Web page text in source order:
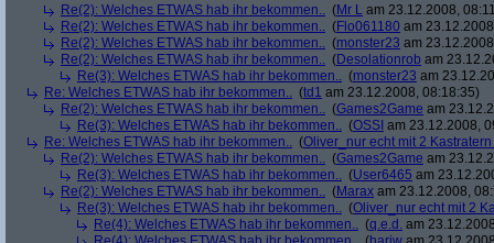
Re(2): Welches ETWAS hab ihr bekommen.. (Mr L am 23.12.2008,
Re(2): Welches ETWAS hab ihr bekommen.. (Flo061180 am
Re(2): Welches ETWAS hab ihr bekommen.. (monster23 am
Re(2): Welches ETWAS hab ihr bekommen.. (Desolationrob am
Re(3): Welches ETWAS hab ihr bekommen.. (monster23 am
Re: Welches ETWAS hab ihr bekommen.. (td1 am 23.12.2008, 08:18:35)
Re(2): Welches ETWAS hab ihr bekommen.. (Games2Game am
Re(3): Welches ETWAS hab ihr bekommen.. (OSSI am 23.12.2008,
Re: Welches ETWAS hab ihr bekommen.. (Oliver_nur echt mit 2
Re(2): Welches ETWAS hab ihr bekommen.. (Games2Game am
Re(3): Welches ETWAS hab ihr bekommen.. (User6465 am
Re(2): Welches ETWAS hab ihr bekommen.. (Marax am 23.12.2008,
Re(3): Welches ETWAS hab ihr bekommen.. (Oliver_nur echt mit 2
Re(4): Welches ETWAS hab ihr bekommen.. (q.e.d. am